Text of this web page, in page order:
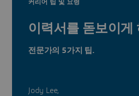
커리어 팁 및 요령
이력서를 돋보이게
전문가의 5가지 팁.
Jody Lee,